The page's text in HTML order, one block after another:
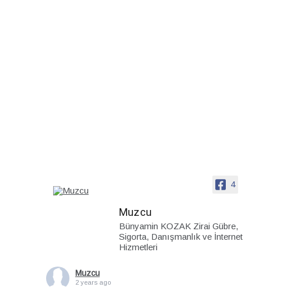
4
Muzcu
Bünyamin KOZAK Zirai Gübre,
Sigorta, Danışmanlık ve İnternet
Hizmetleri
Muzcu
2 years ago